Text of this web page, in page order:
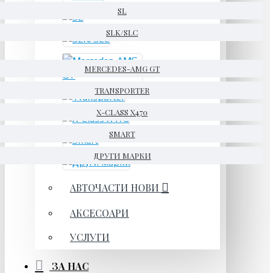
SL
SLK/SLC
MERCEDES-AMG GT
TRANSPORTER
X-CLASS X470
SMART
ДРУГИ МАРКИ
АВТОЧАСТИ НОВИ
АКСЕСОАРИ
УСЛУГИ
ЗА НАС